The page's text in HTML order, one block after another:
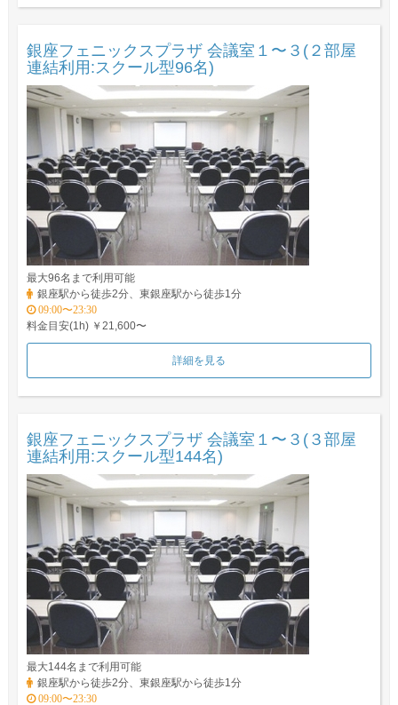
銀座フェニックスプラザ 会議室１〜３(２部屋
連結利用:スクール型96名)
最大96名まで利用可能
銀座駅から徒歩2分、東銀座駅から徒歩1分
09:00〜23:30
料金目安(1h) ￥21,600〜
詳細を見る
銀座フェニックスプラザ 会議室１〜３(３部屋
連結利用:スクール型144名)
最大144名まで利用可能
銀座駅から徒歩2分、東銀座駅から徒歩1分
09:00〜23:30